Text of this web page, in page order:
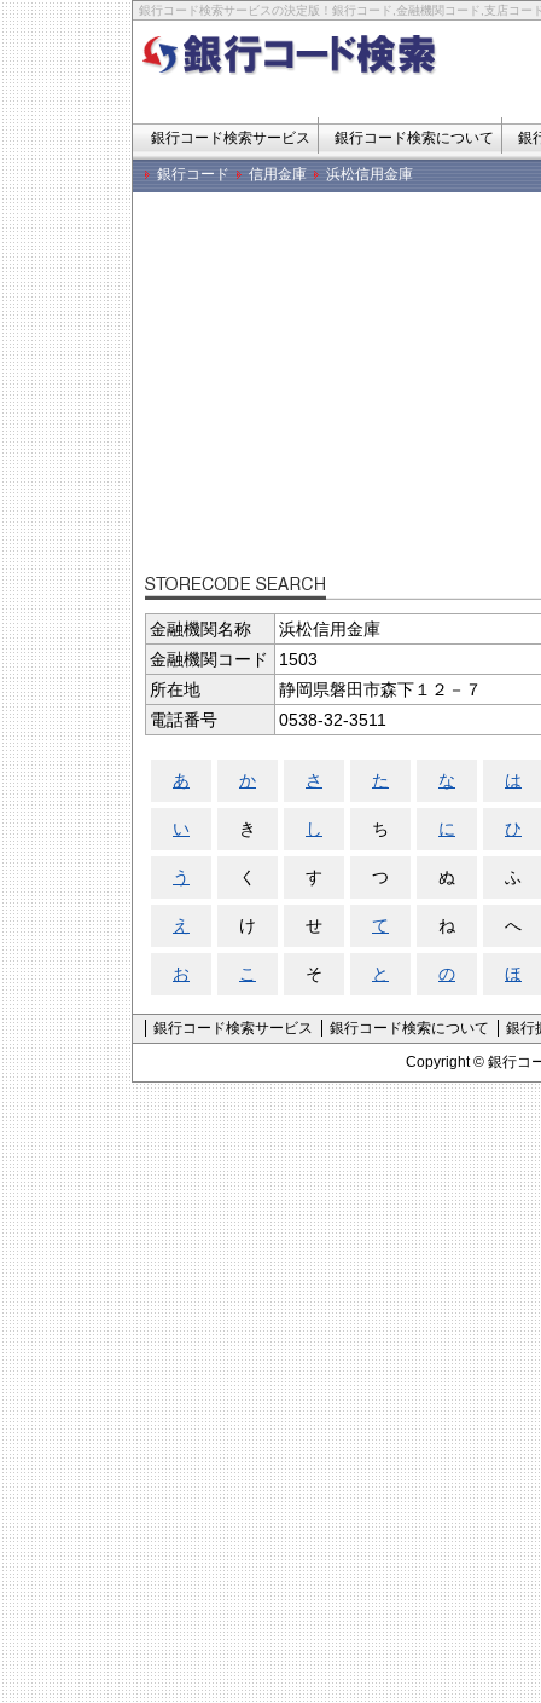
銀行コード検索サービスの決定版！銀行コード,金融機関コード,支店コー
銀行コード検索サービス 銀行コード検索について 銀
銀行コード 信用金庫 浜松信用金庫
金融機関名称
浜松信用金庫
金融機関コード
1503
所在地
静岡県磐田市森下１２－７
電話番号
0538-32-3511
あ か さ た な は
い き し ち に ひ
う く す つ ぬ ふ
え け せ て ね へ
お こ そ と の ほ
銀行コード検索サービス 銀行コード検索について
銀行
Copyright © 銀行コ